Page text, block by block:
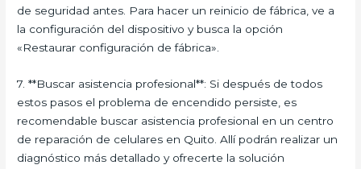
de seguridad antes. Para hacer un reinicio de fábrica, ve a
la configuración del dispositivo y busca la opción
«Restaurar configuración de fábrica».
7. **Buscar asistencia profesional**: Si después de todos
estos pasos el problema de encendido persiste, es
recomendable buscar asistencia profesional en un centro
de reparación de celulares en Quito. Allí podrán realizar un
diagnóstico más detallado y ofrecerte la solución